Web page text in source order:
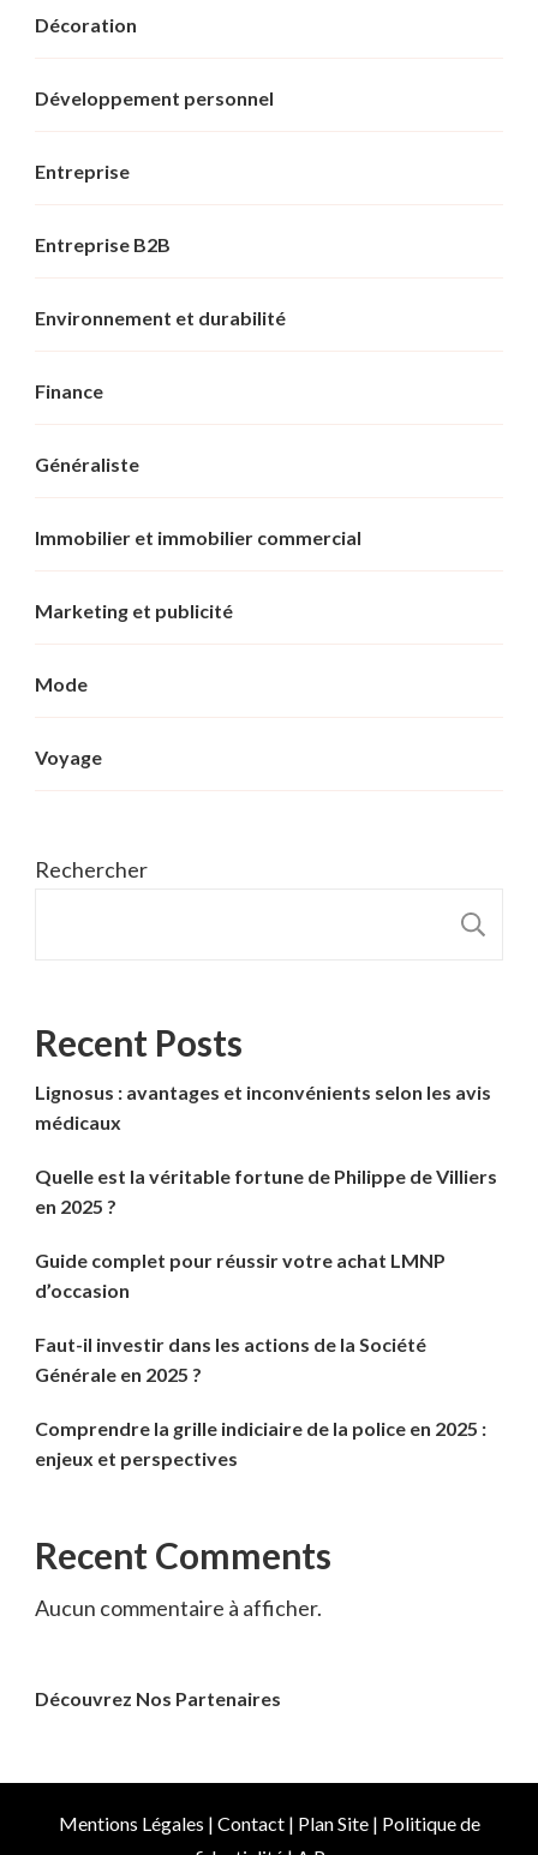
Décoration
Développement personnel
Entreprise
Entreprise B2B
Environnement et durabilité
Finance
Généraliste
Immobilier et immobilier commercial
Marketing et publicité
Mode
Voyage
Rechercher
Recent Posts
Lignosus : avantages et inconvénients selon les avis
médicaux
Quelle est la véritable fortune de Philippe de Villiers
en 2025 ?
Guide complet pour réussir votre achat LMNP
d’occasion
Faut-il investir dans les actions de la Société
Générale en 2025 ?
Comprendre la grille indiciaire de la police en 2025 :
enjeux et perspectives
Recent Comments
Aucun commentaire à afficher.
Découvrez Nos Partenaires
Mentions Légales | Contact| Plan Site| Politique de